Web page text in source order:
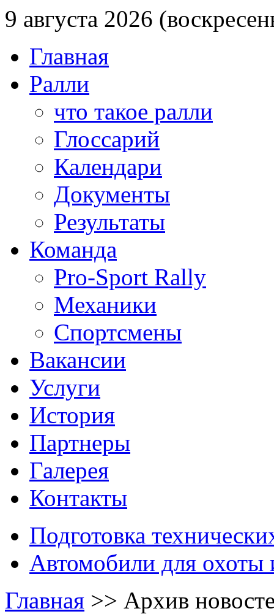
9 августа 2026
Главная
Ралли
что такое ралли
Глоссарий
Календари
Документы
Результаты
Команда
Pro-Sport Rally
Механики
Спортсмены
Вакансии
Услуги
История
Партнеры
Галерея
Контакты
Подготовка
Автомобили для охоты
Главная >> Архив